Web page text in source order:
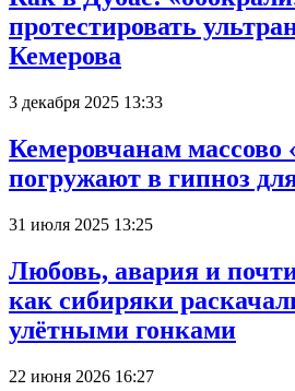
протестировать
Кемерова
3 декабря 2025 13:33
Кемеровчанам массово
погружают в гипноз
31 июля 2025 13:25
Любовь, авария и
как сибиряки
улётными гонками
22 июня 2026 16:27